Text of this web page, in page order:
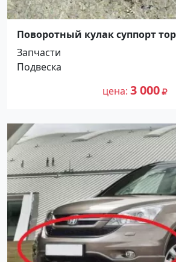
Поворотный кулак суппорт
амортизатор на Nissan Primera
Краснодар
Запчасти
Подвеска
цена 3 000